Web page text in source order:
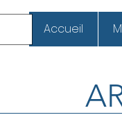
Accueil